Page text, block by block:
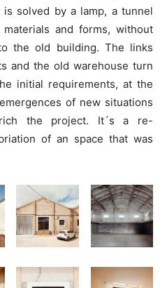
solved by a lamp, a tunnel
and forms, without
the old building. The links
and the old warehouse turn
initial requirements, at the
of new situations
the project. It´s a re-
of an space that was